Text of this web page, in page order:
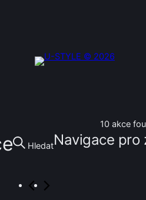
10 akce
Akce
HledatNavigace pro